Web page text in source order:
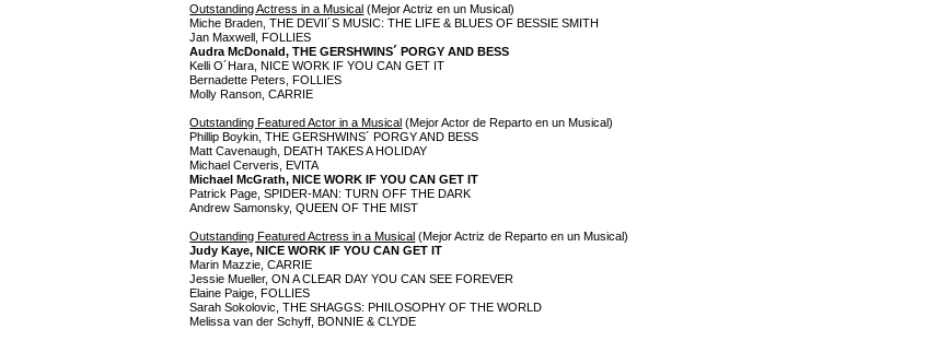
Outstanding Actress in a Musical (Mejor Actriz en un Musical)
Miche Braden, THE DEVII´S MUSIC: THE LIFE & BLUES OF BESSIE SMITH
Jan Maxwell, FOLLIES
Audra McDonald, THE GERSHWINS´ PORGY AND BESS
Kelli O´Hara, NICE WORK IF YOU CAN GET IT
Bernadette Peters, FOLLIES
Molly Ranson, CARRIE
Outstanding Featured Actor in a Musical (Mejor Actor de Reparto en un Musical)
Phillip Boykin, THE GERSHWINS´ PORGY AND BESS
Matt Cavenaugh, DEATH TAKES A HOLIDAY
Michael Cerveris, EVITA
Michael McGrath, NICE WORK IF YOU CAN GET IT
Patrick Page, SPIDER-MAN: TURN OFF THE DARK
Andrew Samonsky, QUEEN OF THE MIST
Outstanding Featured Actress in a Musical (Mejor Actriz de Reparto en un Musical)
Judy Kaye, NICE WORK IF YOU CAN GET IT
Marin Mazzie, CARRIE
Jessie Mueller, ON A CLEAR DAY YOU CAN SEE FOREVER
Elaine Paige, FOLLIES
Sarah Sokolovic, THE SHAGGS: PHILOSOPHY OF THE WORLD
Melissa van der Schyff, BONNIE & CLYDE